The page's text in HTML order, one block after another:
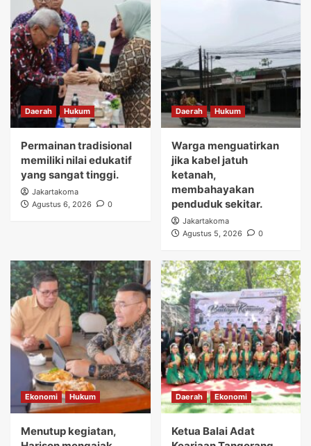
Daerah Hukum
Permainan tradisional
memiliki nilai edukatif
yang sangat tinggi.
Jakartakoma
Agustus 6, 2026
0
Daerah Hukum
Warga menguatirkan
jika kabel jatuh
ketanah,
membahayakan
penduduk sekitar.
Jakartakoma
Agustus 5, 2026
0
Ekonomi Hukum
Menutup kegiatan,
Daerah Ekonomi
Ketua Balai Adat